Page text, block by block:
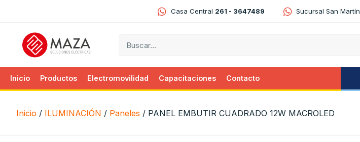
Casa Central 261 - 3647489 Sucursal San Martín
Inicio Productos Electromovilidad Capacitaciones Contacto
Inicio / ILUMINACIÓN / Paneles / PANEL EMBUTIR CUADRADO 12W MACROLED